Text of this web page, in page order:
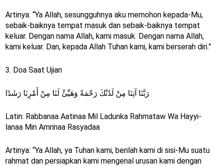
Artinya: “Ya Allah, sesungguhnya aku memohon kepada-Mu,
sebaik-baiknya tempat masuk dan sebaik-baiknya tempat
keluar. Dengan nama Allah, kami masuk. Dengan nama Allah,
kami keluar. Dan, kepada Allah Tuhan kami, kami berserah diri.”
3. Doa Saat Ujian
رَبَّنَا آتِنَا مِنْ لَدُنْكَ رَحْمَةً وَهَيِّئْ لَنَا مِنْ أَمْرِنَا رَشَدًا.
Latin: Rabbanaa Aatinaa Mil Ladunka Rahmataw Wa Hayyi-
lanaa Min Amrinaa Rasyadaa
Artinya: “Ya Allah, ya Tuhan kami, berilah kami di sisi-Mu suatu
rahmat dan persiapkan kami mengenal urusan kami dengan